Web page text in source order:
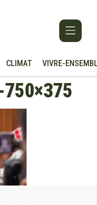
CLIMAT VIVRE-